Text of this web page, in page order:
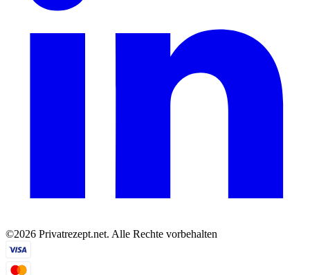
©2026 Privatrezept.net. Alle Rechte vorbehalten